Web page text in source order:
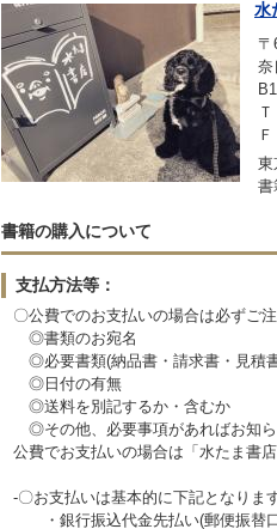
水
〒
奈
東
書籍の購入について
支払方法等：
〇公費でのお支払いの場合は必ずご
◎書類のお宛名
◎必要書類(納品書・請求書・見積
◎日付の有無
◎送料を別記するか・含むか
◎その他、必要事項があればお知
公費でお支払いの場合は「水たま書
-〇お支払いは基本的に下記となりま
・銀行振込代金先払い(郵便振替